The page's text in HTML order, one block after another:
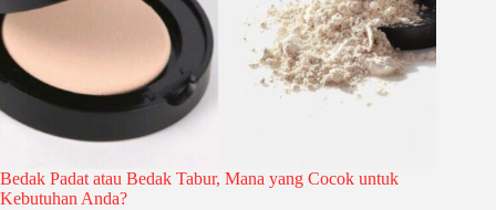
Bedak Padat atau Bedak Tabur, Mana yang Cocok untuk
Kebutuhan Anda?